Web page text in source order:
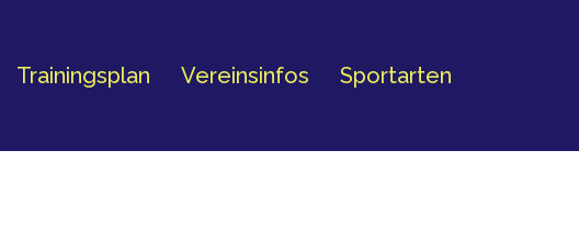
Trainingsplan Vereinsinfos Sportarten